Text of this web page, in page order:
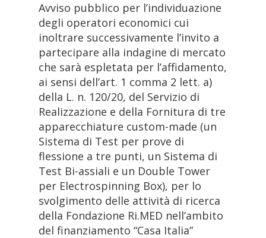
Avviso pubblico per l’individuazione
degli operatori economici cui
inoltrare successivamente l’invito a
partecipare alla indagine di mercato
che sarà espletata per l’affidamento,
ai sensi dell’art. 1 comma 2 lett. a)
della L. n. 120/20, del Servizio di
Realizzazione e della Fornitura di tre
apparecchiature custom-made (un
Sistema di Test per prove di
flessione a tre punti, un Sistema di
Test Bi-assiali e un Double Tower
per Electrospinning Box), per lo
svolgimento delle attività di ricerca
della Fondazione Ri.MED nell’ambito
del finanziamento “Casa Italia”